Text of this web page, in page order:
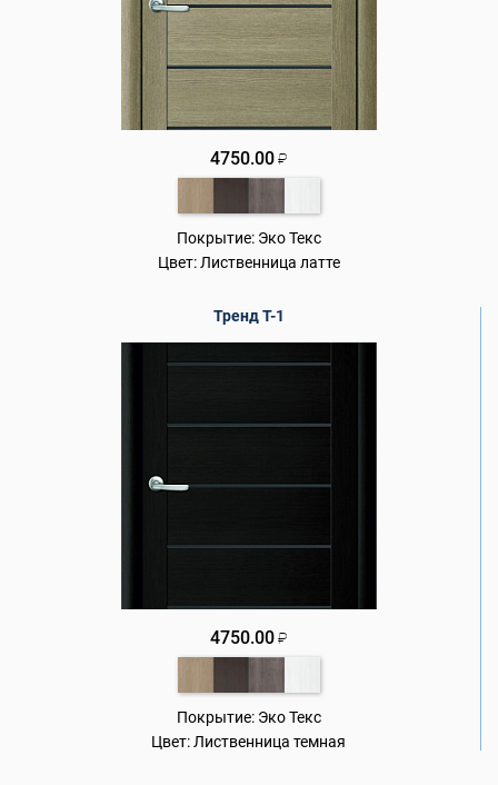
4750.00 ₽
Покрытие: Эко Текс
Цвет: Лиственница латте
Тренд Т-1
4750.00 ₽
Покрытие: Эко Текс
Цвет: Лиственница темная